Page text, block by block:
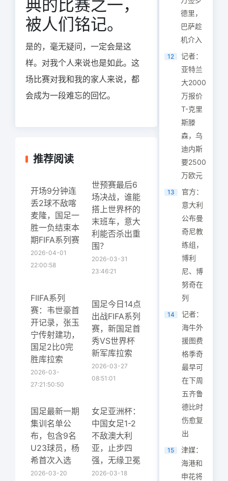
典的比赛之一，
被人们铭记。
是的，毫无疑问，一定会是这
样。对我个人来说也是如此。这
场比赛对我和我的家人来说，都
会成为一段难忘的回忆。
推荐阅读
开场9分钟连
丢2球不敌喀
麦隆，国足一
胜一负结束本
期FIFA系列赛
2026-04-01
22:00:58
世预赛最后6
场决战，谁能
搭上世界杯的
末班车，意大
利能否杀出重
围？
2026-03-31
23:46:21
FIIFA系列
赛：韦世豪首
开记录，张玉
宁传射建功，
国足2比0完
胜库拉索
2026-03-
27:21:50:50
国足今日14点
出战FIFA系列
赛，新国足首
秀VS世界杯
新军库拉索
2026-03-27
08:51:01
国足最新一期
集训名单公
布，包含9名
U23球员，杨
希首次入选
2026-03-20
女足亚洲杯：
中国女足1-2
不敌澳大利
亚，止步四
强，无缘卫冕
2026-03-18
德里，
巴萨趁
机介入
12
记者：
亚特兰
大2000
万报价
T-克里
斯滕
森，乌
迪内斯
要2500
万欧元
13
官方：
意大利
公布曼
奇尼教
练组，
博利
尼、博
努奇在
列
14
记者：
海牛外
援图费
格季奇
最早可
在下周
五齐鲁
德比时
伤愈复
出
15
津媒：
海港和
申花将